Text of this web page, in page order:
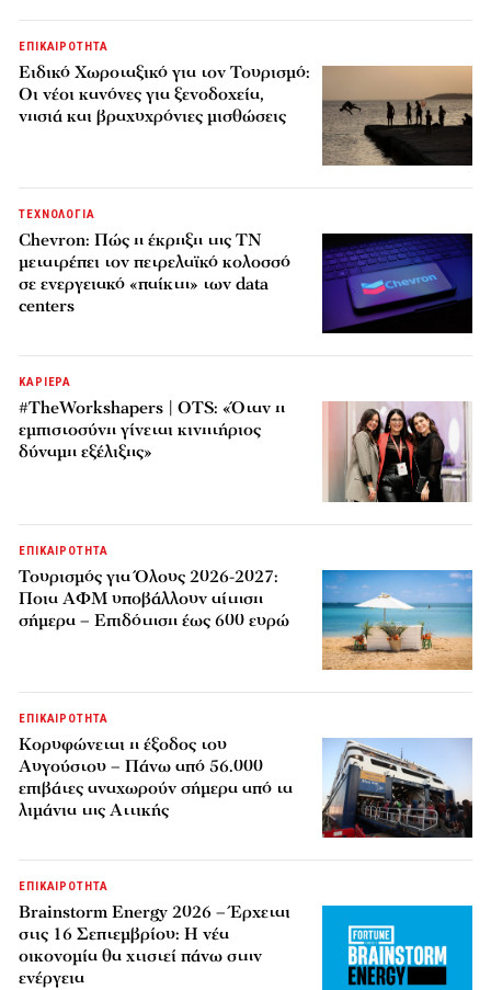
ΕΠΙΚΑΙΡΟΤΗΤΑ
Ειδικό Χωροταξικό για τον Τουρισμό:
Οι νέοι κανόνες για ξενοδοχεία,
νησιά και βραχυχρόνιες μισθώσεις
ΤΕΧΝΟΛΟΓΙΑ
Chevron: Πώς η έκρηξη της ΤΝ
μετατρέπει τον πετρελαϊκό κολοσσό
σε ενεργειακό «παίκτη» των data
centers
ΚΑΡΙΕΡΑ
#TheWorkshapers | OTS: «Όταν η
εμπιστοσύνη γίνεται κινητήριος
δύναμη εξέλιξης»
ΕΠΙΚΑΙΡΟΤΗΤΑ
Τουρισμός για Όλους 2026-2027:
Ποια ΑΦΜ υποβάλλουν αίτηση
σήμερα – Επιδότηση έως 600 ευρώ
ΕΠΙΚΑΙΡΟΤΗΤΑ
Κορυφώνεται η έξοδος του
Αυγούστου – Πάνω από 56.000
επιβάτες αναχωρούν σήμερα από τα
λιμάνια της Αττικής
ΕΠΙΚΑΙΡΟΤΗΤΑ
Brainstorm Energy 2026 – Έρχεται
στις 16 Σεπτεμβρίου: Η νέα
οικονομία θα χτιστεί πάνω στην
ενέργεια